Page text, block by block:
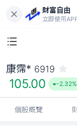
財富自由
立即使用
康霈* 6919
105.00 -2.32%
個股概覽